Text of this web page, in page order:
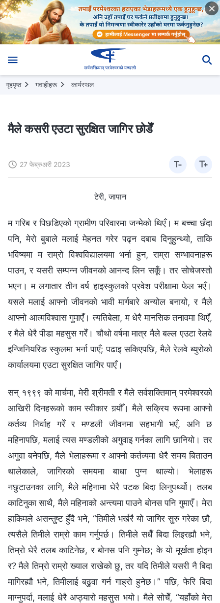
गृहपृष्ठ गवाहीहरू कार्यस्थल
मैले कसरी एउटा सुरक्षित जागिर छोडेँ
27 फेब्रुअरी 2023
टेरी, जापान
म गरिब र पिछडिएको ग्रामीण परिवारमा जन्मेको थिएँ। म बच्चा छँदा
पनि, मेरो बुबाले मलाई मेहनत गरेर पढ्न दबाब दिनुहुन्थ्यो, ताकि
भविष्यमा म राम्रो विश्वविद्यालयमा भर्ना हुन, राम्रा सम्भावनाहरू
पाउन, र यसरी सम्पन्न जीवनको आनन्द लिन सकूँ। तर सोचेजस्तो
भएन। म लगातार तीन वर्ष हाइस्कुलको प्रवेश परीक्षामा फेल भएँ।
यसले मलाई आफ्नो जीवनको भावी मार्गबारे अन्योल बनायो, र मैले
आफ्नो आत्मविश्वास गुमाएँ। त्यतिबेला, म धेरै मानसिक तनावमा थिएँ,
र मैले धेरै पीडा महसुस गरेँ। चौथो वर्षमा मात्र मैले बल्ल एउटा रेलवे
इन्जिनियरिङ स्कुलमा भर्ना पाएँ; पढाइ सकिएपछि, मैले रेलवे ब्युरोको
कार्यालयमा एउटा सुरक्षित जागिर पाएँ।
सन् १९९९ को मार्चमा, मेरी श्रीमती र मैले सर्वशक्तिमान्‌ परमेश्‍वरको
आखिरी दिनहरूको काम स्वीकार गर्‍यौँ। मैले सक्रिय रूपमा आफ्नो
कर्तव्य निर्वाह गरेँ र मण्डली जीवनमा सहभागी भएँ, अनि छ
महिनापछि, मलाई त्यस मण्डलीको अगुवाइ गर्नका लागि छानियो। तर
अगुवा बनेपछि, मैले भेलाहरूमा र आफ्नो कर्तव्यमा धेरै समय बिताउन
थालेकाले, जागिरको समयमा बाधा पुग्न थाल्यो। भेलाहरू
नछुटाउनका लागि, मैले महिनामा धेरै पटक बिदा लिनुपर्थ्यो। तलब
काटिनुका साथै, मैले महिनाको अन्त्यमा पाउने बोनस पनि गुमाएँ। मेरा
हाकिमले असन्तुष्ट हुँदै भने, “तिमीले भर्खरै यो जागिर सुरु गरेका छौ,
त्यसैले तिमीले राम्रो काम गर्नुपर्छ। तिमीले सधैँ बिदा लिइरह्यौ भने,
तिम्रो धेरै तलब काटिनेछ, र बोनस पनि गुम्नेछ; के यो मूर्खता होइन
र? मैले तिम्रो राम्रो ख्याल राखेको छु, तर यदि तिमीले यसरी नै बिदा
मागिरह्यौ भने, तिमीलाई बढुवा गर्न गाह्रो हुनेछ।” पछि, फेरि बिदा
माग्नुपर्दा, मलाई धेरै अप्ठ्यारो महसुस भयो। मैले सोचेँ, “यहाँको मेरा